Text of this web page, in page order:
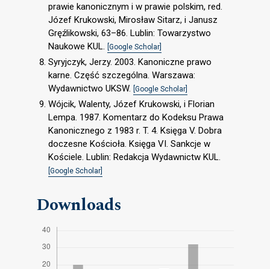
prawie kanonicznym i w prawie polskim, red.
Józef Krukowski, Mirosław Sitarz, i Janusz
Gręźlikowski, 63–86. Lublin: Towarzystwo
Naukowe KUL. [Google Scholar]
Syryjczyk, Jerzy. 2003. Kanoniczne prawo
karne. Część szczególna. Warszawa:
Wydawnictwo UKSW. [Google Scholar]
Wójcik, Walenty, Józef Krukowski, i Florian
Lempa. 1987. Komentarz do Kodeksu Prawa
Kanonicznego z 1983 r. T. 4. Księga V. Dobra
doczesne Kościoła. Księga VI. Sankcje w
Kościele. Lublin: Redakcja Wydawnictw KUL.
[Google Scholar]
Downloads